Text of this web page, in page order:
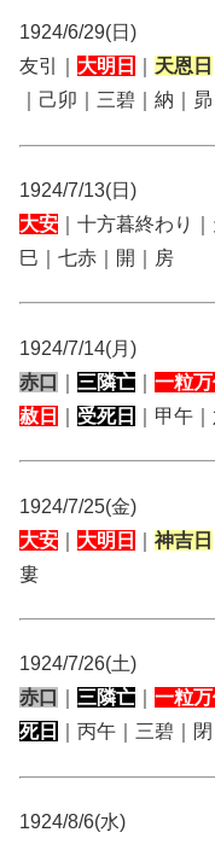
1924/6/29(日)
友引｜ 大明日 天恩日
｜己卯｜三碧｜納｜昴
1924/7/13(日)
大安 ｜十方暮終わり
巳｜七赤｜開｜房
1924/7/14(月)
赤口
三隣亡 一粒万
赦日
受死日 ｜甲午
1924/7/25(金)
大安
大明日 神吉日
婁
1924/7/26(土)
赤口
三隣亡 一粒万
死日
｜丙午｜三碧｜
1924/8/6(水)